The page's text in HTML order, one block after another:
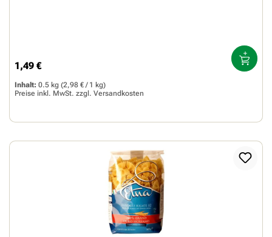
Regulärer Preis:
1,49 €
Inhalt: 0.5 kg (2,98 € / 1 kg)
Preise inkl. MwSt. zzgl. Versandkosten